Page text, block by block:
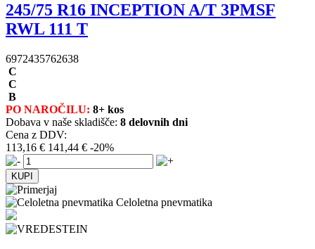
245/75 R16 INCEPTION A/T 3PMSF
RWL 111 T
6972435762638
C
C
B
PO NAROČILU: 8+ kos
Dobava v naše skladišče: 8 delovnih dni
Cena z DDV:
113,16 € 141,44 € -20%
Celoletna pnevmatika